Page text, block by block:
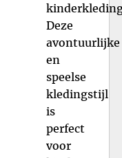
Deze
avontuurlijke
en
speelse
kledingstijl
is
perfect
voor